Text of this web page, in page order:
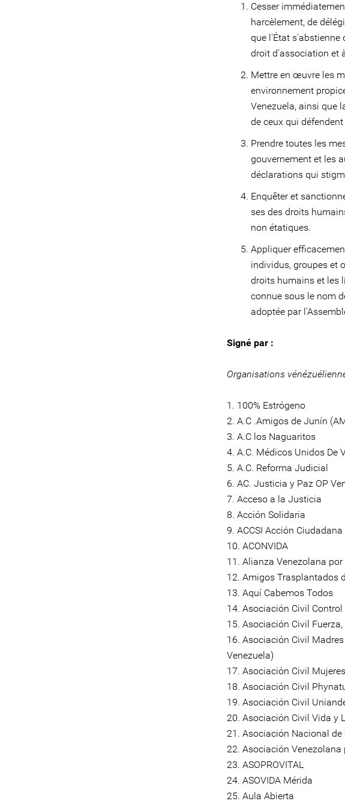
Cesser
harcèlement, de
que l'État s'abstienne
droit d'association et
Mettre en œuvre les
environnement
Venezuela, ainsi que
de ceux qui
Prendre toutes les
gouvernement et les
déclarations qui
Enquêter et
ses des droits
non étatiques.
Appliquer
individus, groupes et
droits humains et les
connue sous le nom
adoptée par
Signé par :
Organisations
1. 100% Estrógeno
2. A.C .Amigos de Junín
3. A.C los Naguaritos
4. A.C. Médicos Unidos De
5. A.C. Reforma Judicial
6. AC. Justicia y Paz OP
7. Acceso a la Justicia
8. Acción Solidaria
9. ACCSI Acción Ciudadana
10. ACONVIDA
11. Alianza Venezolana por
12. Amigos Trasplantados
13. Aquí Cabemos Todos
14. Asociación Civil
15. Asociación Civil
16. Asociación Civil
Venezuela)
17. Asociación Civil
18. Asociación Civil
19. Asociación Civil
20. Asociación Civil Vida y
21. Asociación Nacional de
22. Asociación
23. ASOPROVITAL
24. ASOVIDA Mérida
25. Aula Abierta